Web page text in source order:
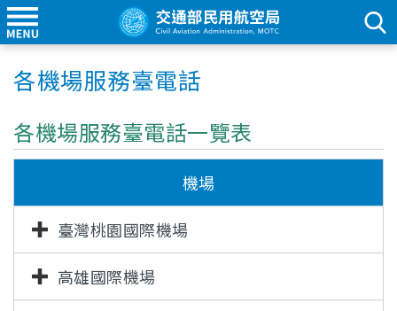
各機場服務臺電話
各機場服務臺電話一覽表
機場
臺灣桃園國際機場
高雄國際機場